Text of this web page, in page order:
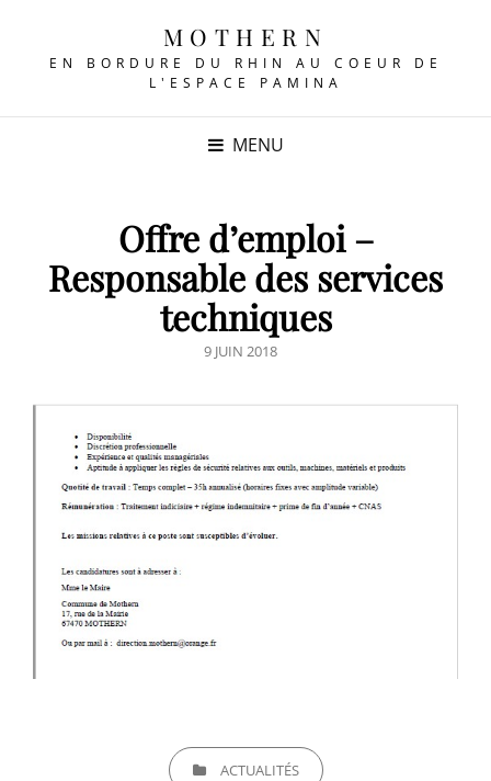
MOTHERN
EN BORDURE DU RHIN AU COEUR DE
L'ESPACE PAMINA
MENU
Offre d’emploi –
Responsable des services
techniques
POSTED
9 JUIN 2018
CATEGORIESACTUALITÉS